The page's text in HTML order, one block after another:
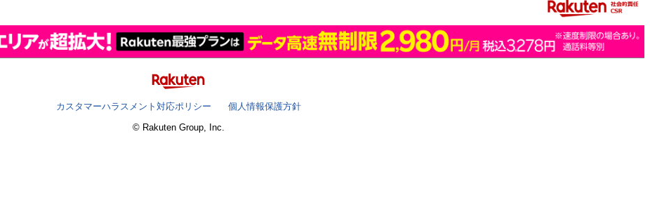
カスタマーハラスメント対応ポリシー
個人情報保護方針
© Rakuten Group, Inc.